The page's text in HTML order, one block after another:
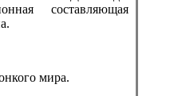
составляющая
мира.